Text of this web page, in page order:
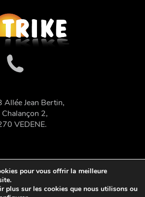
Allée Jean Bertin,
Chalançon 2,
VEDENE.
| webdesign : Adgence
pour vous offrir la meilleure
plus sur les cookies que nous utilisons ou